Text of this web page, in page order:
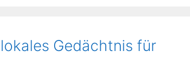
Gedächtnis für